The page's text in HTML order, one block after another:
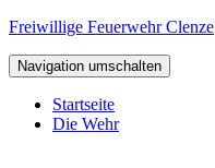
Freiwillige Feuerwehr Clenze
Navigation umschalten
Startseite
Die Wehr